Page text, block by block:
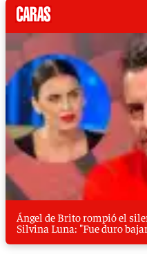
Ángel de Brito rompió el
Silvina Luna: "Fue duro